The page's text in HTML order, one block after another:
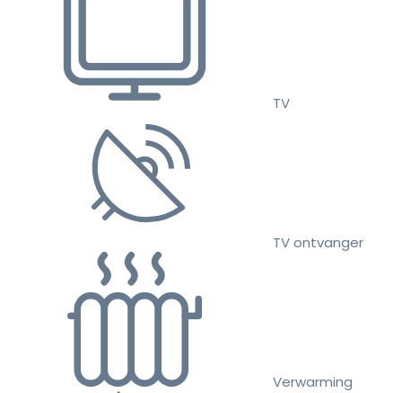
TV
TV ontvanger
Verwarming